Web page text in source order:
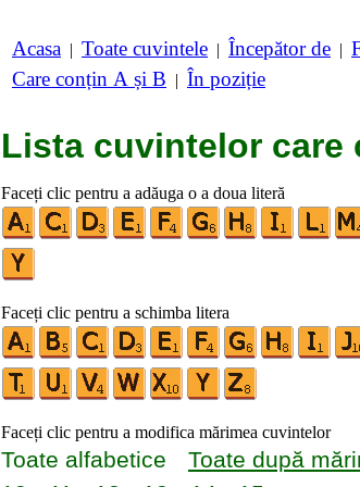
Acasa | Toate cuvintele | Începător de |
Care conțin A și B | În poziție
Lista cuvintelor care
Faceți clic pentru a adăuga o a doua literă
Faceți clic pentru a schimba litera
Faceți clic pentru a modifica mărimea cuvintelor
Toate alfabetice Toate după